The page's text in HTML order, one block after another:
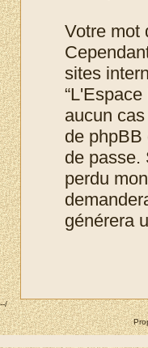
Votre mot
sites
aucun
de phpBB
de passe.
perdu
générera
--/